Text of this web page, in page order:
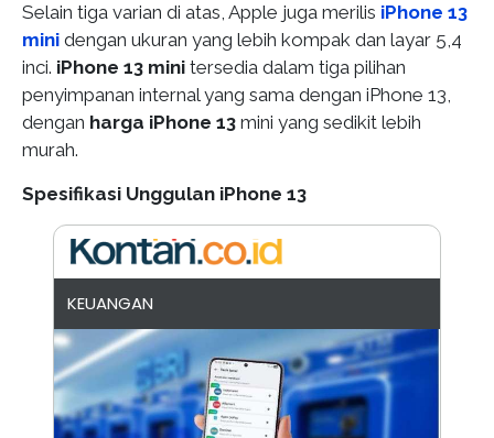
Selain tiga varian di atas, Apple juga merilis iPhone 13
mini dengan ukuran yang lebih kompak dan layar 5,4
inci. iPhone 13 mini tersedia dalam tiga pilihan
penyimpanan internal yang sama dengan iPhone 13,
dengan harga iPhone 13 mini yang sedikit lebih
murah.
Spesifikasi Unggulan iPhone 13
KEUANGAN